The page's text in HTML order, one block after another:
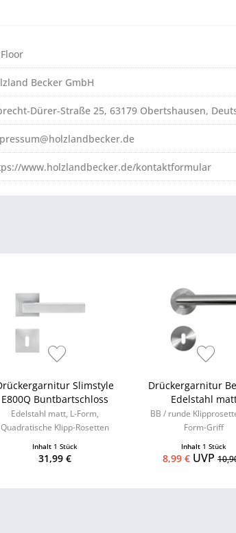
Becker GmbH
Dürer-Straße 25, 63179 Obertshausen,
www.holzlandbecker.de/kontaktformular
Slimstyle
E800Q Buntbartschloss
Edelstahl matt, L-Form,
Quadratische Klipp-Rosetten
Inhalt 1 Stück
31,99 €
Drückergarnitur
Edelstahl
BB / runde
Form-Griff
Inhalt 1 Stück
8,99 €UVP